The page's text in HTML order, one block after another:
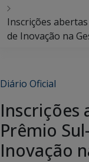
Inscrições
de Inovação na
Diário Oficial
Inscrições
Prêmio
Inovação